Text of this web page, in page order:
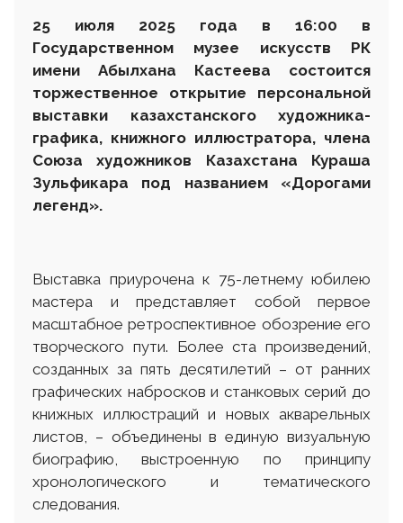
25 июля 2025 года в 16:00 в
Государственном музее искусств РК
имени Абылхана Кастеева состоится
торжественное открытие персональной
выставки казахстанского художника-
графика, книжного иллюстратора, члена
Союза художников Казахстана Кураша
Зульфикара под названием «Дорогами
легенд».
Выставка приурочена к 75-летнему юбилею
мастера и представляет собой первое
масштабное ретроспективное обозрение его
творческого пути. Более ста произведений,
созданных за пять десятилетий – от ранних
графических набросков и станковых серий до
книжных иллюстраций и новых акварельных
листов, – объединены в единую визуальную
биографию, выстроенную по принципу
хронологического и тематического
следования.